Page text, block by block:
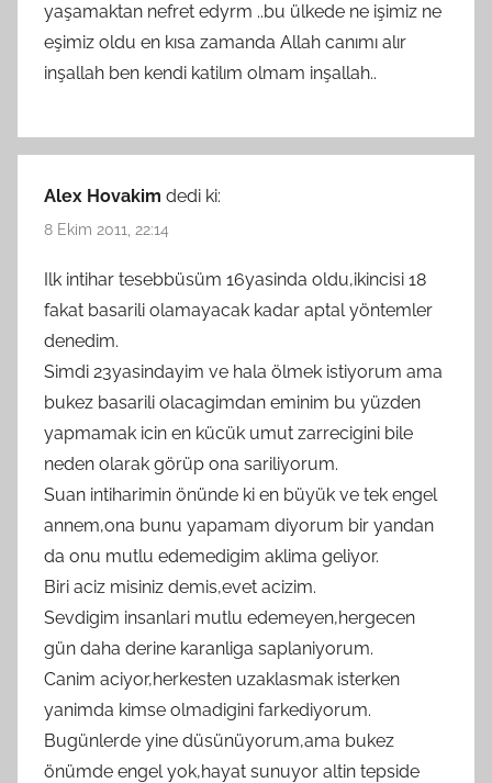
yaşamaktan nefret edyrm ..bu ülkede ne işimiz ne
eşimiz oldu en kısa zamanda Allah canımı alır
inşallah ben kendi katilım olmam inşallah..
Alex Hovakim dedi ki:
8 Ekim 2011, 22:14
Ilk intihar tesebbüsüm 16yasinda oldu,ikincisi 18
fakat basarili olamayacak kadar aptal yöntemler
denedim.
Simdi 23yasindayim ve hala ölmek istiyorum ama
bukez basarili olacagimdan eminim bu yüzden
yapmamak icin en kücük umut zarrecigini bile
neden olarak görüp ona sariliyorum.
Suan intiharimin önünde ki en büyük ve tek engel
annem,ona bunu yapamam diyorum bir yandan
da onu mutlu edemedigim aklima geliyor.
Biri aciz misiniz demis,evet acizim.
Sevdigim insanlari mutlu edemeyen,hergecen
gün daha derine karanliga saplaniyorum.
Canim aciyor,herkesten uzaklasmak isterken
yanimda kimse olmadigini farkediyorum.
Bugünlerde yine düsünüyorum,ama bukez
önümde engel yok,hayat sunuyor altin tepside